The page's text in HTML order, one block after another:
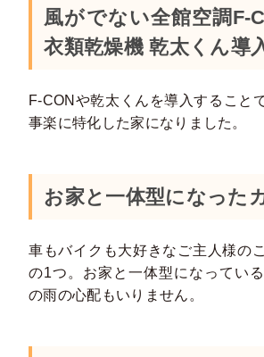
風がでない全館空調F-
衣類乾燥機 乾太くん導
F-CONや乾太くんを導入すること
事楽に特化した家になりました。
お家と一体型になった
車もバイクも大好きなご主人様の
の1つ。お家と一体型になってい
の雨の心配もいりません。